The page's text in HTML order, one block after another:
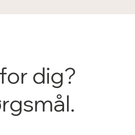
dig?